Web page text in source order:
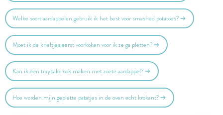
Welke soort aardappelen gebruik ik het best voor smashed potatoes?
Moet ik de krieltjes eerst voorkoken voor ik ze ga pletten?
Kan ik een traybake ook maken met zoete aardappel?
Hoe worden mijn geplette patatjes in de oven echt krokant?